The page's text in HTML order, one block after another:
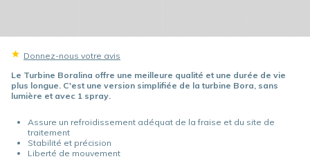
Donnez-nous votre avis
Le Turbine Boralina offre une meilleure qualité et une durée de vie
plus longue. C'est une version simplifiée de la turbine Bora, sans
lumière et avec 1 spray.
Assure un refroidissement adéquat de la fraise et du site de
traitement
Stabilité et précision
Liberté de mouvement